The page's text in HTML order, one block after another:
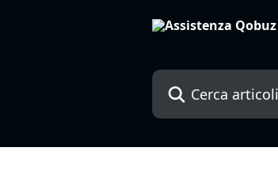
Cerca articoli…